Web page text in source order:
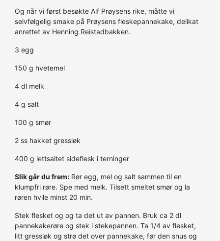
Og når vi først besøkte Alf Prøysens rike, måtte vi
selvfølgelig smake på Prøysens fleskepannekake, delikat
anrettet av Henning Reistadbakken.
3 egg
150 g hvetemel
4 dl melk
4 g salt
100 g smør
2 ss hakket gressløk
400 g lettsaltet sideflesk i terninger
Slik går du frem: Rør egg, mel og salt sammen til en
klumpfri røre. Spe med melk. Tilsett smeltet smør og la
røren hvile minst 20 min.
Stek flesket og og ta det ut av pannen. Bruk ca 2 dl
pannekakerøre og stek i stekepannen. Ta 1/4 av flesket,
litt gressløk og strø det over pannekake, før den snus og